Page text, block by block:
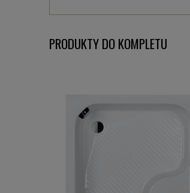
PRODUKTY DO KOMPLETU